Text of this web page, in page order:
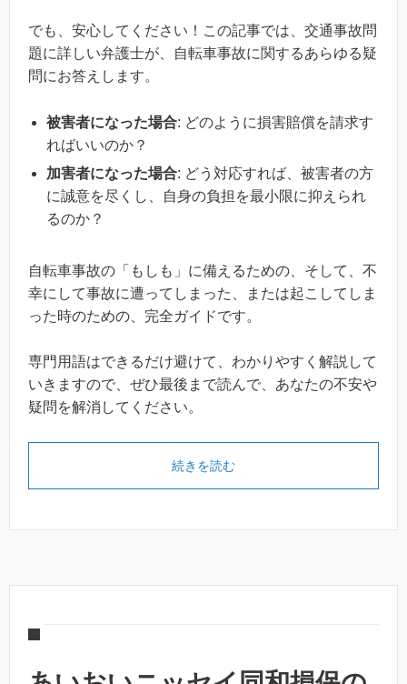
でも、安心してください！この記事では、交通事故問
題に詳しい弁護士が、自転車事故に関するあらゆる疑
問にお答えします。
被害者になった場合: どのように損害賠償を請求す
ればいいのか？
加害者になった場合: どう対応すれば、被害者の方
に誠意を尽くし、自身の負担を最小限に抑えられ
るのか？
自転車事故の「もしも」に備えるための、そして、不
幸にして事故に遭ってしまった、または起こしてしま
った時のための、完全ガイドです。
専門用語はできるだけ避けて、わかりやすく解説して
いきますので、ぜひ最後まで読んで、あなたの不安や
疑問を解消してください。
続きを読む